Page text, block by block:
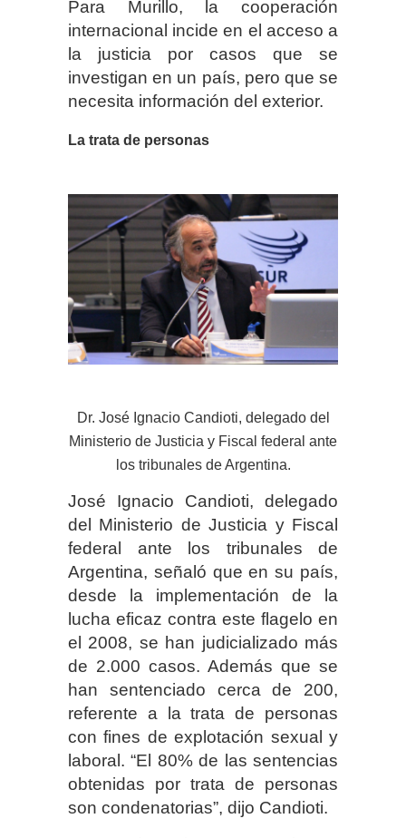
Para Murillo, la cooperación
internacional incide en el acceso a
la justicia por casos que se
investigan en un país, pero que se
necesita información del exterior.
La trata de personas
Dr. José Ignacio Candioti, delegado del
Ministerio de Justicia y Fiscal federal ante
los tribunales de Argentina.
José Ignacio Candioti, delegado
del Ministerio de Justicia y Fiscal
federal ante los tribunales de
Argentina, señaló que en su país,
desde la implementación de la
lucha eficaz contra este flagelo en
el 2008, se han judicializado más
de 2.000 casos. Además que se
han sentenciado cerca de 200,
referente a la trata de personas
con fines de explotación sexual y
laboral. “El 80% de las sentencias
obtenidas por trata de personas
son condenatorias”, dijo Candioti.